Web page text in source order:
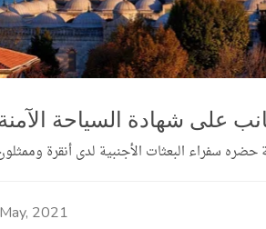
على شهادة السياحة
سفراء البعثات الأجنبية لدى أنقرة
May, 2021
يبدأ من800,000/ ليرة